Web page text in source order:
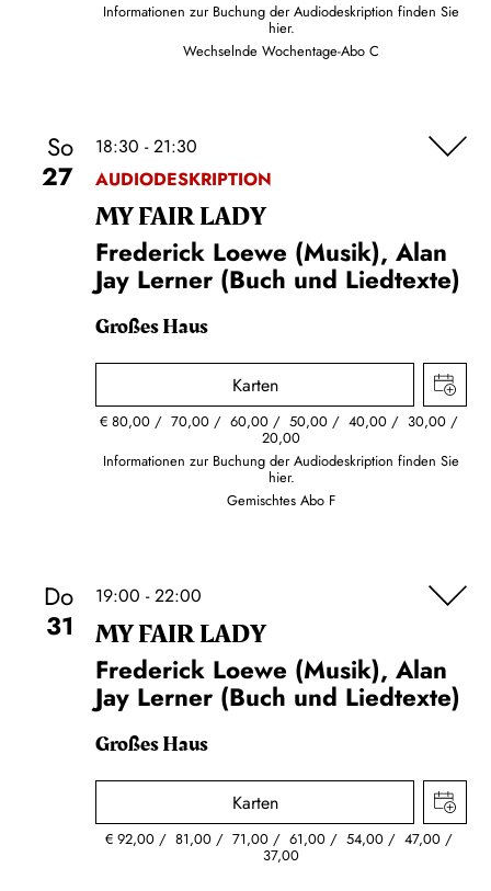
Informationen zur Buchung der Audiodeskription finden Sie
hier.
Wechselnde Wochentage-Abo C
So
27
18:30 - 21:30
AUDIODESKRIPTION
MY FAIR LADY
Frederick Loewe (Musik), Alan
Jay Lerner (Buch und Liedtexte)
Großes Haus
Karten
€80,00 70,00 60,00 50,00 40,00 30,00
20,00
Informationen zur Buchung der Audiodeskription finden Sie
hier.
Gemischtes Abo F
Do
31
19:00 - 22:00
MY FAIR LADY
Frederick Loewe (Musik), Alan
Jay Lerner (Buch und Liedtexte)
Großes Haus
Karten
€92,00 81,00 71,00 61,00 54,00 47,00
37,00